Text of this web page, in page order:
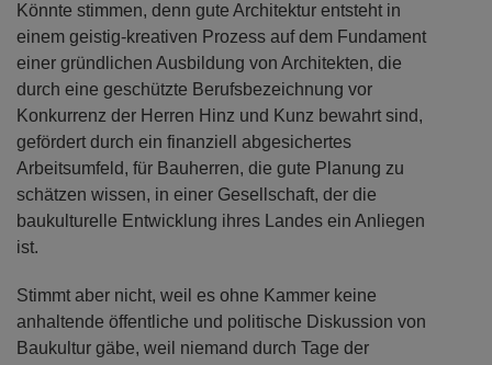
Könnte stimmen, denn gute Architektur entsteht in
einem geistig-kreativen Prozess auf dem Fundament
einer gründlichen Ausbildung von Architekten, die
durch eine geschützte Berufsbezeichnung vor
Konkurrenz der Herren Hinz und Kunz bewahrt sind,
gefördert durch ein finanziell abgesichertes
Arbeitsumfeld, für Bauherren, die gute Planung zu
schätzen wissen, in einer Gesellschaft, der die
baukulturelle Entwicklung ihres Landes ein Anliegen
ist.
Stimmt aber nicht, weil es ohne Kammer keine
anhaltende öffentliche und politische Diskussion von
Baukultur gäbe, weil niemand durch Tage der